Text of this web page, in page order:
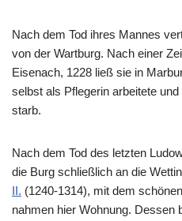
Nach dem Tod ihres Mannes
von der Wartburg. Nach einer
Eisenach, 1228 ließ sie in
selbst als Pflegerin arbeitete
starb.
Nach dem Tod des letzten
die Burg schließlich an die
II. (1240-1314), mit dem
nahmen hier Wohnung. Dessen